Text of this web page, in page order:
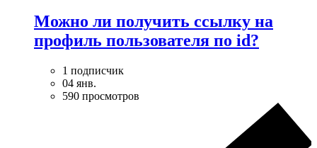
Можно ли получить ссылку на
профиль пользователя по id?
1 подписчик
04 янв.
590 просмотров